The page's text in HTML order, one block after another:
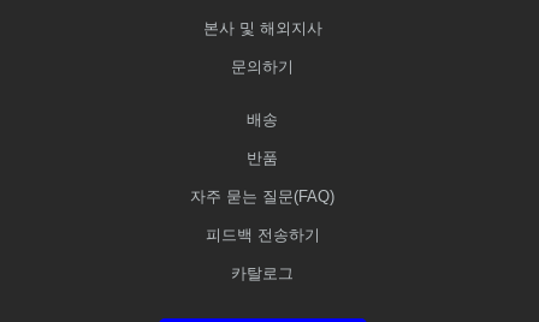
본사 및 해외지사
문의하기
배송
반품
자주 묻는 질문(FAQ)
피드백 전송하기
카탈로그